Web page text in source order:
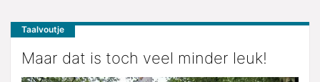
Taalvoutje
Maar dat is toch veel minder leuk!